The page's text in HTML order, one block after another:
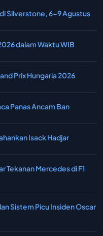
Silverstone, 6-9 Agustus
dalam Waktu WIB
Prix Hungaria 2026
Panas Ancam Ban
Isack Hadjar
Tekanan Mercedes di F1
Sistem Picu Insiden Oscar